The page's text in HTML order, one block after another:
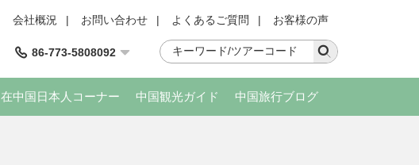
会社概況 | お問い合わせ | よくあるご質問 | お客様の声
86-773-5808092
在中国日本人コーナー 中国観光ガイド 中国旅行ブログ